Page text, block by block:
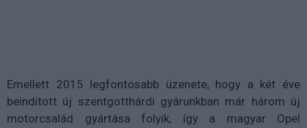
Emellett 2015 legfontosabb üzenete, hogy a két éve
beindított új szentgotthárdi gyárunkban már három új
motorcsalád gyártása folyik, így a magyar Opel